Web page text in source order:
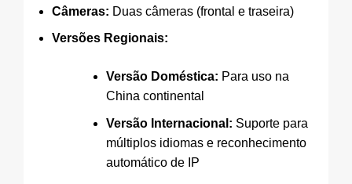
Câmeras: Duas câmeras (frontal e traseira)
Versões Regionais:
Versão Doméstica: Para uso na
China continental
Versão Internacional: Suporte para
múltiplos idiomas e reconhecimento
automático de IP